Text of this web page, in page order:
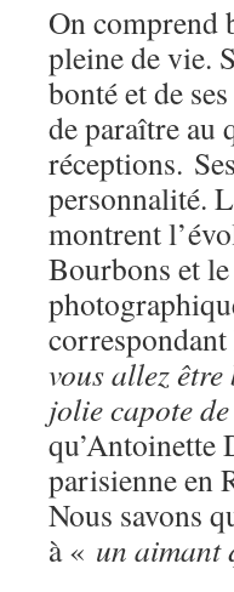
On comprend
pleine de vie.
bonté et de
de paraître au
réceptions.
personnalité.
montrent
Bourbons et
vous allez être
jolie capote
qu’Antoinette
parisienne en
Nous savons
à « un aimant